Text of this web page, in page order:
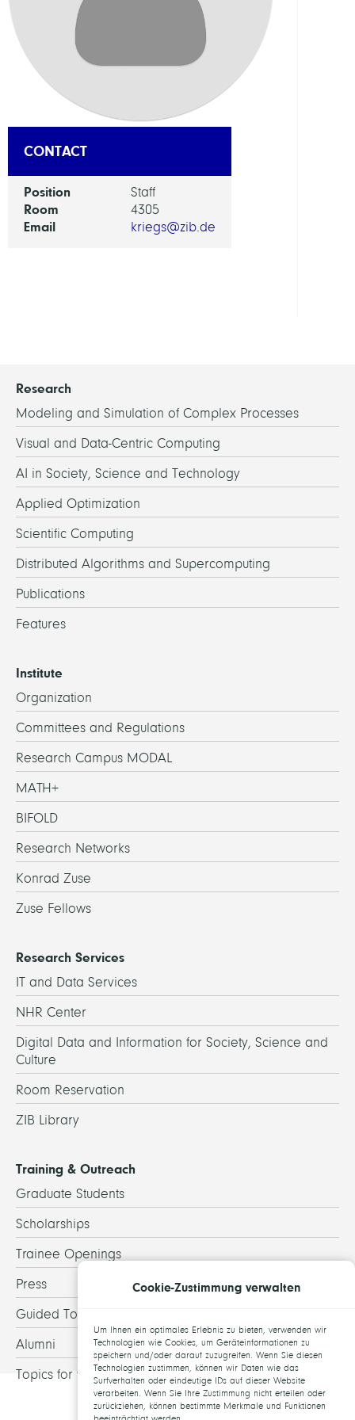
CONTACT
Position Staff
Room 4305
Email kriegs@zib.de
Research
Modeling and Simulation of Complex Processes
Visual and Data-Centric Computing
AI in Society, Science and Technology
Applied Optimization
Scientific Computing
Distributed Algorithms and Supercomputing
Publications
Features
Institute
Organization
Committees and Regulations
Research Campus MODAL
MATH+
BIFOLD
Research Networks
Konrad Zuse
Zuse Fellows
Research Services
IT and Data Services
NHR Center
Digital Data and Information for Society, Science and
Culture
Room Reservation
ZIB Library
Training & Outreach
Graduate Students
Scholarships
Trainee Openings
Press
Guided Tours
Alumni
Topics for theses
Cookie-Zustimmung verwalten
Um Ihnen ein optimales Erlebnis zu bieten, verwenden wir
Technologien wie Cookies, um Geräteinformationen zu
speichern und/oder darauf zuzugreifen. Wenn Sie diesen
Technologien zustimmen, können wir Daten wie das
Surfverhalten oder eindeutige IDs auf dieser Website
verarbeiten. Wenn Sie Ihre Zustimmung nicht erteilen oder
zurückziehen, können bestimmte Merkmale und Funktionen